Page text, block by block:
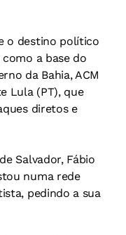
o destino político
a base do
da Bahia, ACM
Lula (PT), que
diretos e
Salvador, Fábio
numa rede
pedindo a sua